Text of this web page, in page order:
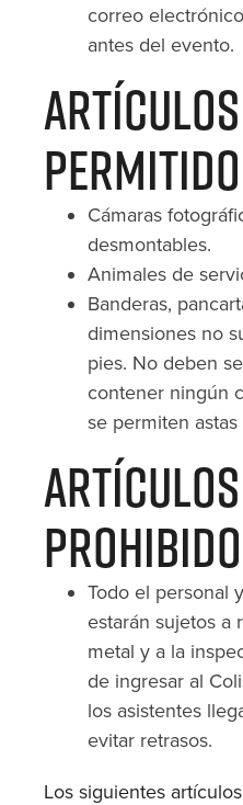
correo
antes del evento.
Artículos
Cámaras
desmontables.
Animales de
Banderas,
dimensiones no
pies. No deben
contener ningún
se permiten astas
Artículos
Todo el personal
estarán sujetos a
metal y a la
de ingresar al
los asistentes
evitar retrasos.
Los siguientes